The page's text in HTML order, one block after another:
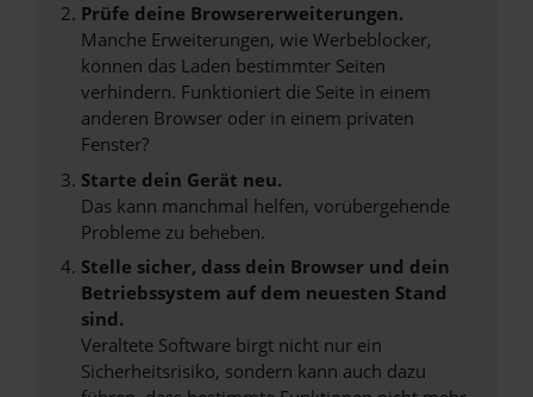
Prüfe deine Browsererweiterungen.
Manche Erweiterungen, wie Werbeblocker,
können das Laden bestimmter Seiten
verhindern. Funktioniert die Seite in einem
anderen Browser oder in einem privaten
Fenster?
Starte dein Gerät neu.
Das kann manchmal helfen, vorübergehende
Probleme zu beheben.
Stelle sicher, dass dein Browser und dein
Betriebssystem auf dem neuesten Stand
sind.
Veraltete Software birgt nicht nur ein
Sicherheitsrisiko, sondern kann auch dazu